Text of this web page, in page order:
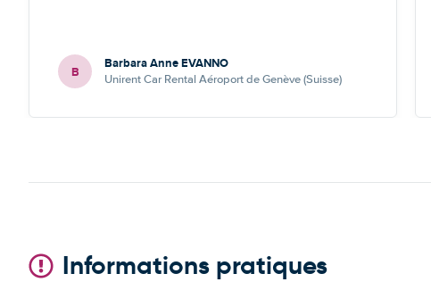
B Barbara Anne EVANNO
Unirent Car Rental Aéroport de Genève (Suisse)
Informations pratiques